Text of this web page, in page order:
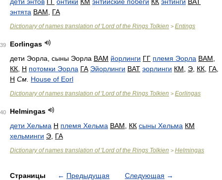
энтята ВАМ ГА
Dictionary of names translation of 'Lord of the Rings Tolkien > Entings
39
Eorlingas
дети Эорла, сыны Эорла ВАМ йорлинги ГГ племя Эорла ВАМ
КК Н потомки Эорла ГА Эйорлинги ВАТ эорлинги КМ Э КК ГА
Н См. House of Eorl
Dictionary of names translation of 'Lord of the Rings Tolkien > Eorlingas
40
Helmingas
дети Хельма Н племя Хельма ВАМ КК сыны Хельма КМ
хельминги Э ГА
Dictionary of names translation of 'Lord of the Rings Tolkien > Helmingas
Страницы ← Предыдущая Следующая →